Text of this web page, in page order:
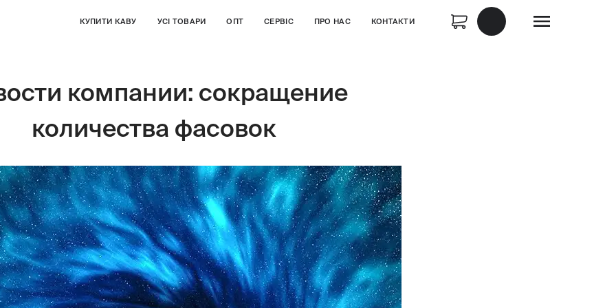
КУПИТИ КАВУ УСІ ТОВАРИ ОПТ СЕРВІС ПРО НАС КОНТАКТИ
компании: сокращение
количества фасовок